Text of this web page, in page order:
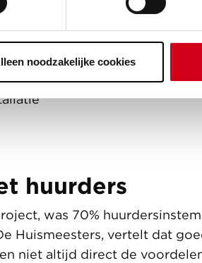
noodzakelijke cookies
toilet
huurders
was 70%
Huismeesters, vertelt dat
niet altijd direct de